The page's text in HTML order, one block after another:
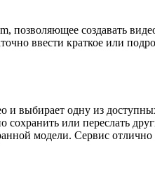
создавать
ввести краткое или
выбирает одну из
сохранить или переслать
модели. Сервис